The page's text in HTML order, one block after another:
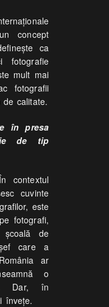
concept
ca
fotografie
mult mai
fotografii
calitate.
în presa
de tip
contextul
cuvinte
este
fotografi,
de
care a
ar
o
Dar, în
înveţe.